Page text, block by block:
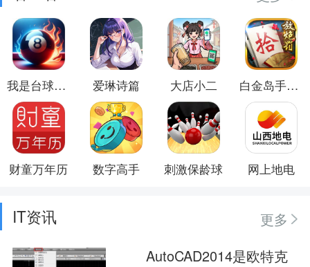
我是台球大师 爱琳诗篇 大店小二 白金岛手游放炮罚
财童万年历 数字高手 刺激保龄球 网上地电
IT资讯
更多
AutoCAD2014是欧特克